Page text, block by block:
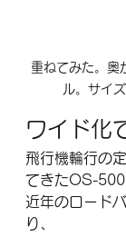
重ねてみた。奥
ル。サイ
ワイド化
飛行機輪行の
てきたOS-500
近年のロード
り、